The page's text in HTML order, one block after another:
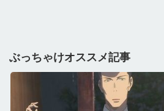
ぶっちゃけオススメ記事